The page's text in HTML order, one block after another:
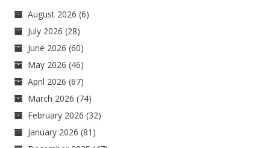
August 2026 (6)
July 2026 (28)
June 2026 (60)
May 2026 (46)
April 2026 (67)
March 2026 (74)
February 2026 (32)
January 2026 (81)